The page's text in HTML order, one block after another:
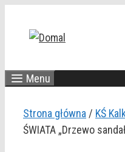
Menu
Strona główna / KŚ
ŚWIATA „Drzewo